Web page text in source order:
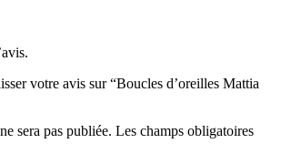
votre avis sur “Boucles d’oreilles Mattia
sera pas publiée. Les champs obligatoires